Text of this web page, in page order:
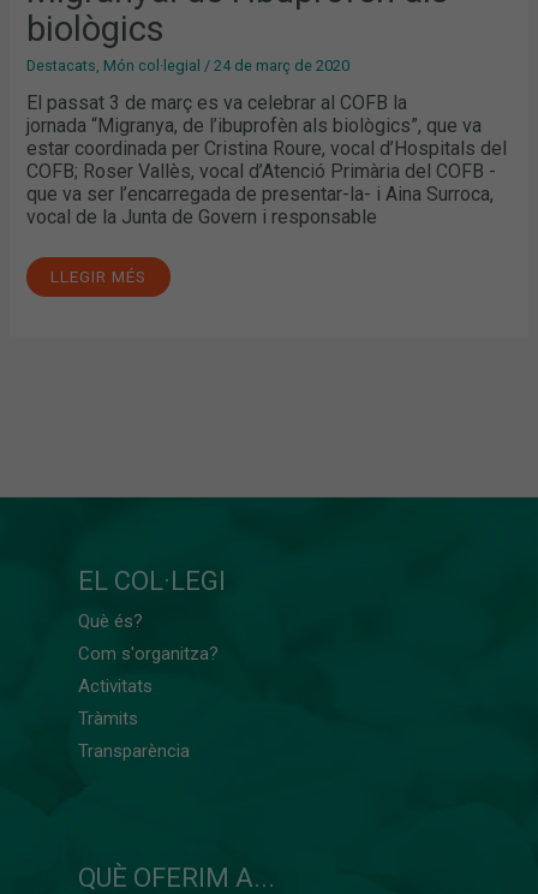
biològics
Destacats Món col·legial /24 de març de 2020
El passat 3 de març es va celebrar al COFB la
jornada “Migranya, de l’ibuprofèn als biològics”, que va
estar coordinada per Cristina Roure, vocal d’Hospitals del
COFB; Roser Vallès, vocal d’Atenció Primària del COFB -
que va ser l’encarregada de presentar-la- i Aina Surroca,
vocal de la Junta de Govern i responsable
LLEGIR MÉS
EL COL·LEGI
Què és?
Com s'organitza?
Activitats
Tràmits
Transparència
QUÈ OFERIM A...